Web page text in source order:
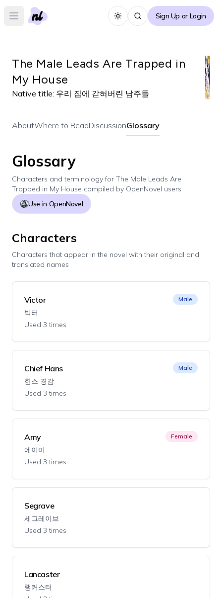
Open main menu Toggle themeSign Up or Login
The Male Leads Are Trapped in
My House
Native title: 우리 집에 갇혀버린 남주들
AboutWhere to ReadDiscussionGlossary
Glossary
Characters and terminology for The Male Leads Are
Trapped in My House compiled by OpenNovel users
Use in OpenNovel
Characters
Characters that appear in the novel with their original and
translated names
Victor
빅터
Used 3 times
Male
Chief Hans
한스 경감
Used 3 times
Male
Amy
에이미
Used 3 times
Female
Segrave
세그레이브
Used 3 times
Lancaster
랭커스터